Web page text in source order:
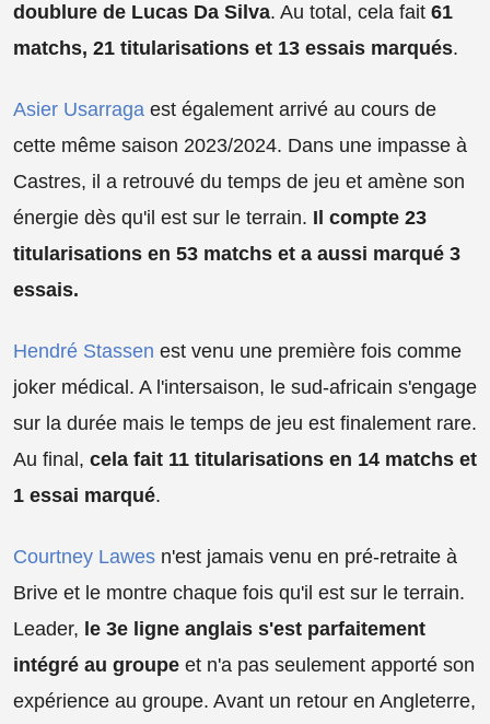
doublure de Lucas Da Silva. Au total, cela fait 61
matchs, 21 titularisations et 13 essais marqués.
Asier Usarraga est également arrivé au cours de
cette même saison 2023/2024. Dans une impasse à
Castres, il a retrouvé du temps de jeu et amène son
énergie dès qu'il est sur le terrain. Il compte 23
titularisations en 53 matchs et a aussi marqué 3
essais.
Hendré Stassen est venu une première fois comme
joker médical. A l'intersaison, le sud-africain s'engage
sur la durée mais le temps de jeu est finalement rare.
Au final, cela fait 11 titularisations en 14 matchs et
1 essai marqué.
Courtney Lawes n'est jamais venu en pré-retraite à
Brive et le montre chaque fois qu'il est sur le terrain.
Leader, le 3e ligne anglais s'est parfaitement
intégré au groupe et n'a pas seulement apporté son
expérience au groupe. Avant un retour en Angleterre,